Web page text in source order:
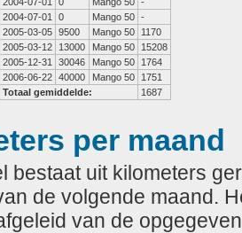
2004-07-01
0 Mango 50 -
2005-03-05 9500 Mango 50
1170
2005-03-12
13000 Mango 50
15208
2005-12-31
30046 Mango 50
1764
2006-06-22 40000 Mango 50
1751
Totaal gemiddelde:
1687
per maand
bestaat uit kilometers
de volgende maand.
van de